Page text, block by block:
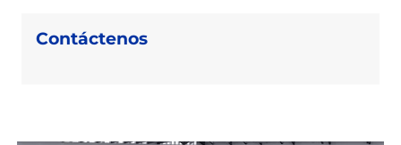
Contáctenos